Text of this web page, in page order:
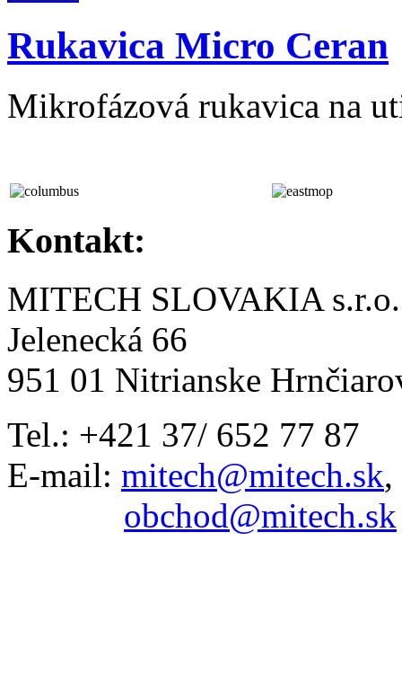
Rukavica Micro Ceran
Mikrofázová rukavica na
Kontakt:
MITECH SLOVAKIA s.r.o.
Jelenecká 66
951 01 Nitrianske
Tel.: +421 37/ 652 77 87
E-mail: mitech@mitech.sk,
obchod@mitech.sk